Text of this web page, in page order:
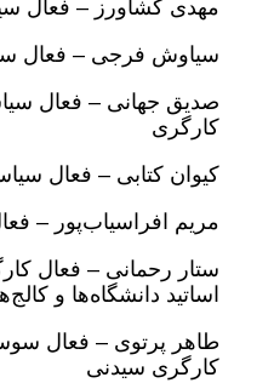
مهدی کشاورز – فعال
سیاوش فرجی – فعال
صدیق جهانی – فعال
کارگری
کیوان کتابی – فعال
مریم افراسیاب‌پور –
ستار رحمانی – فعال
اساتید دانشگاه‌ها و
طاهر پرتوی – فعال
کارگری سیدنی